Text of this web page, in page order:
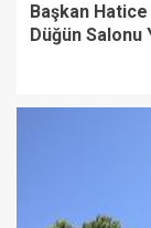
Başkan
Düğün Salonu